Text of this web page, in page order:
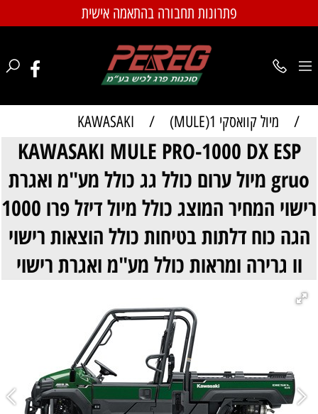
פתרונות תחבורה בהתאמה אישית
/ מיול קוואסקי 1(MULE) /
KAWASAKI
KAWASAKI MULE PRO-1000 DX ESP
gruo מיול ערום כולל גג כולל מע"מ ואגרת
רישוי המחיר המוצג כולל מיול דיזל פרו 1000
הגה כוח דלתות בטיחות כולל הוצאות רישוי
וו גרירה ומראות כולל מע"מ ואגרת רישוי